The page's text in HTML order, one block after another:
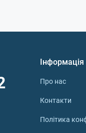
використовуються
в
вибраного
вперше, почніть
ефекту важливо
Інформація
Про нас
Контакти
Політика